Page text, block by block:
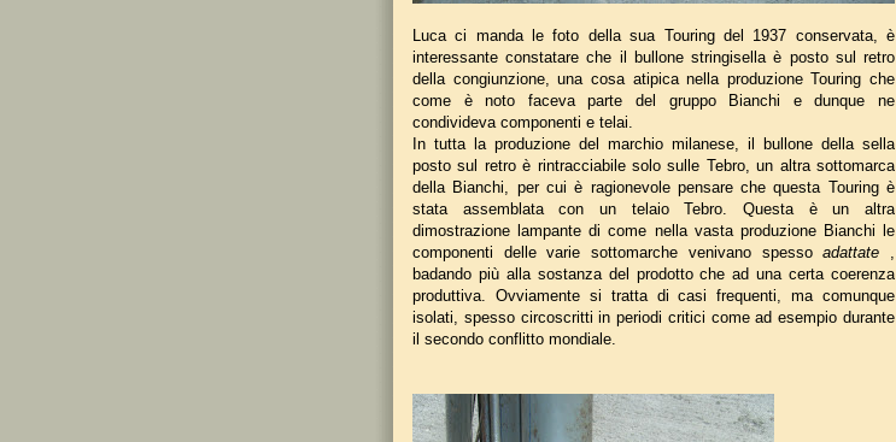
Luca ci manda le foto della sua Touring del 1937 conservata, è
interessante constatare che il bullone stringisella è posto sul retro
della congiunzione, una cosa atipica nella produzione Touring che
come è noto faceva parte del gruppo Bianchi e dunque ne
condivideva componenti e telai.
In tutta la produzione del marchio milanese, il bullone della sella
posto sul retro è rintracciabile solo sulle Tebro, un altra sottomarca
della Bianchi, per cui è ragionevole pensare che questa Touring è
stata assemblata con un telaio Tebro. Questa è un altra
dimostrazione lampante di come nella vasta produzione Bianchi le
componenti delle varie sottomarche venivano spessoadattate
badando più alla sostanza del prodotto che ad una certa coerenza
produttiva. Ovviamente si tratta di casi frequenti, ma comunque
isolati, spesso circoscritti in periodi critici come ad esempio durante
il secondo conflitto mondiale.